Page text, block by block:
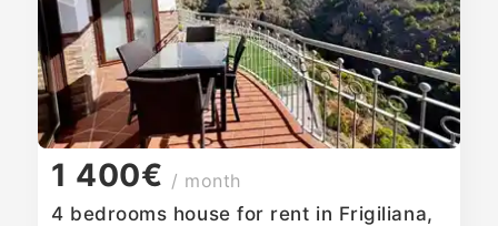
1 400€ / month
4 bedrooms house for rent in Frigiliana,